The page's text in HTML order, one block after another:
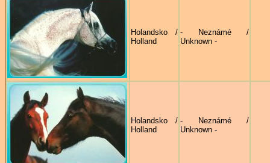
Holandsko /
Holland
- Neznámé /
Unknown -
Holandsko /
Holland
- Neznámé /
Unknown -